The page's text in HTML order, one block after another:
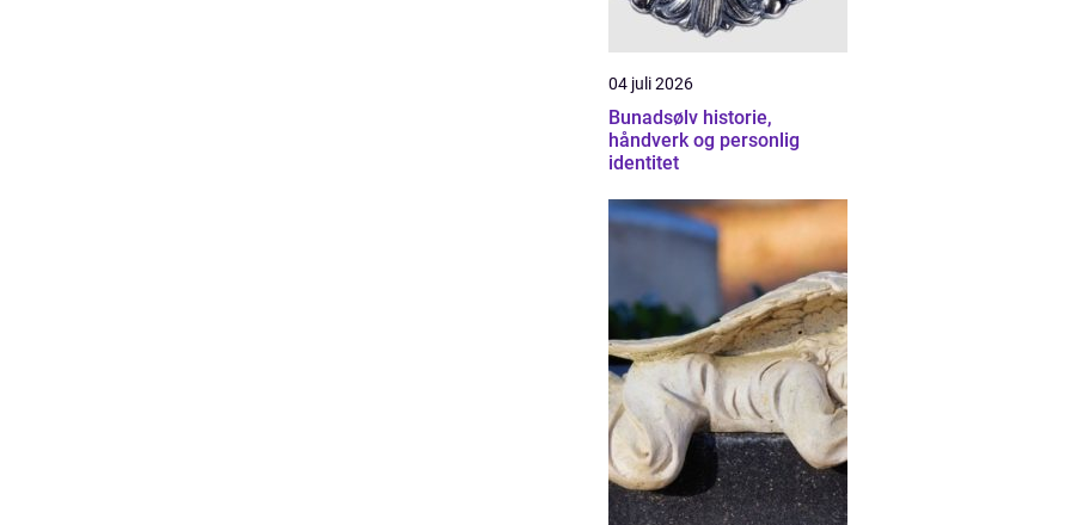
04 juli 2026
Bunadsølv historie,
håndverk og personlig
identitet